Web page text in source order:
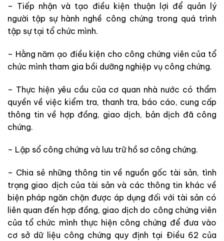
– Tiếp nhận và tạo điều kiện thuận lợi để quản lý
người tập sự hành nghề công chứng trong quá trình
tập sự tại tổ chức mình.
– Hằng năm ạo điều kiện cho công chứng viên của tổ
chức mình tham gia bồi dưỡng nghiệp vụ công chứng.
– Thực hiện yêu cầu của cơ quan nhà nước có thẩm
quyền về việc kiểm tra, thanh tra, báo cáo, cung cấp
thông tin về hợp đồng, giao dịch, bản dịch đã công
chứng.
– Lập sổ công chứng và lưu trữ hồ sơ công chứng.
– Chia sẻ những thông tin về nguồn gốc tài sản, tình
trạng giao dịch của tài sản và các thông tin khác về
biện pháp ngăn chặn được áp dụng đối với tài sản có
liên quan đến hợp đồng, giao dịch do công chứng viên
của tổ chức mình thực hiện công chứng để đưa vào
cơ sở dữ liệu công chứng quy định tại Điều 62 của